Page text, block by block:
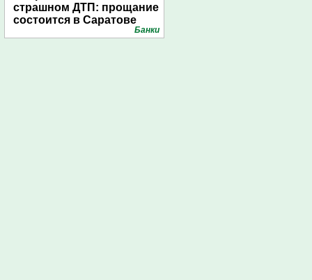
страшном ДТП: прощание
состоится в Саратове
Банки